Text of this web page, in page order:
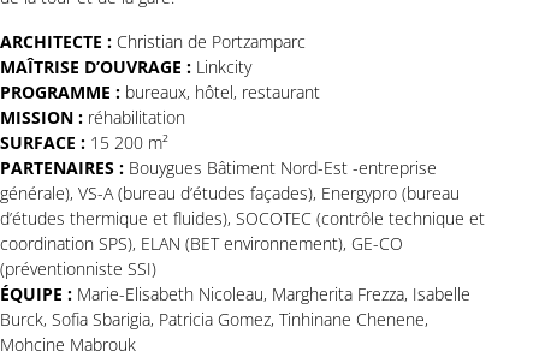
ARCHITECTE : Christian de Portzamparc
MAÎTRISE D’OUVRAGE : Linkcity
PROGRAMME : bureaux, hôtel, restaurant
MISSION : réhabilitation
SURFACE : 15 200 m²
PARTENAIRES : Bouygues Bâtiment Nord-Est -entreprise
générale), VS-A (bureau d’études façades), Energypro (bureau
d’études thermique et fluides), SOCOTEC (contrôle technique et
coordination SPS), ELAN (BET environnement), GE-CO
(préventionniste SSI)
ÉQUIPE : Marie-Elisabeth Nicoleau, Margherita Frezza, Isabelle
Burck, Sofia Sbarigia, Patricia Gomez, Tinhinane Chenene,
Mohcine Mabrouk